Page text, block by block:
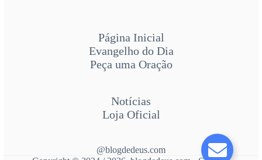
Página Inicial
Evangelho do Dia
Peça uma Oração
Notícias
Loja Oficial
@blogdedeus.com